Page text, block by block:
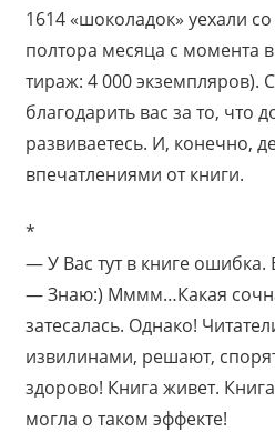
1614 «шоколадок» уехали
полтора месяца с момента
тираж: 4 000 экземпляров).
благодарить вас за то, что
развиваетесь. И, конечно,
впечатлениями от книги.
*
— У Вас тут в книге ошибка.
— Знаю:) Мммм…Какая
затесалась. Однако!
извилинами, решают,
здорово! Книга живет.
могла о таком эффекте!